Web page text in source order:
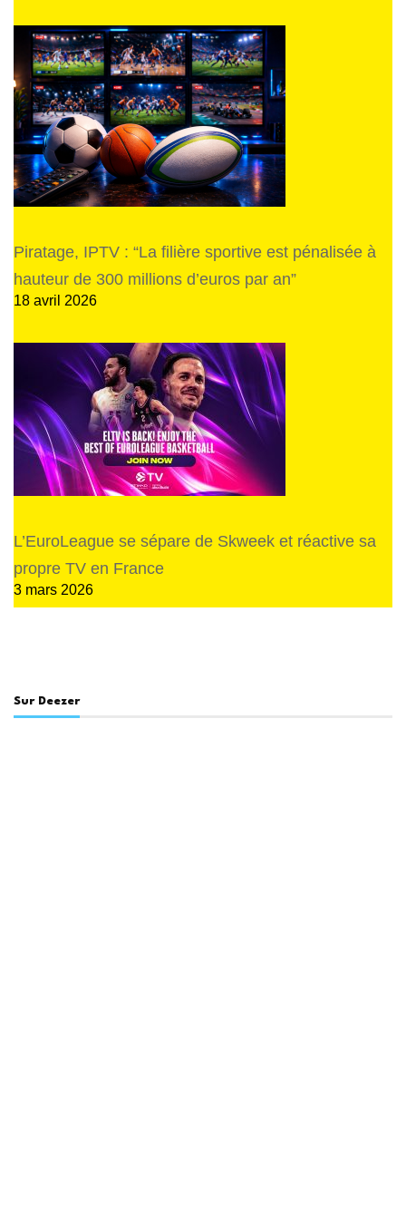
Piratage, IPTV : “La filière sportive est pénalisée à
hauteur de 300 millions d’euros par an”
18 avril 2026
L’EuroLeague se sépare de Skweek et réactive sa
propre TV en France
3 mars 2026
Sur Deezer